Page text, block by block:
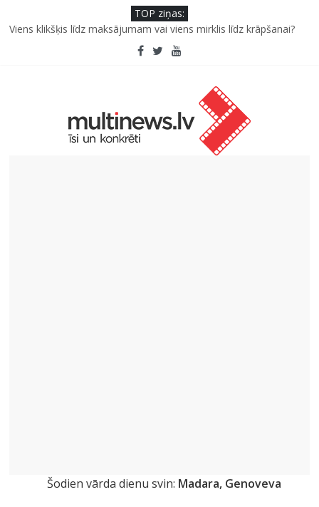
TOP ziņas:
Viens klikšķis līdz maksājumam vai viens mirklis līdz krāpšanai?
Kā neuzkāpt uz tiem pašiem grābekļiem: 5 iespējamās kļūdas
5 svarīgi soļi, lai bērns skolā atgrieztos vesels un gatavs
Pūtēju orķestru svētki Rojā
Šodien vārda dienu svin: Madara, Genoveva